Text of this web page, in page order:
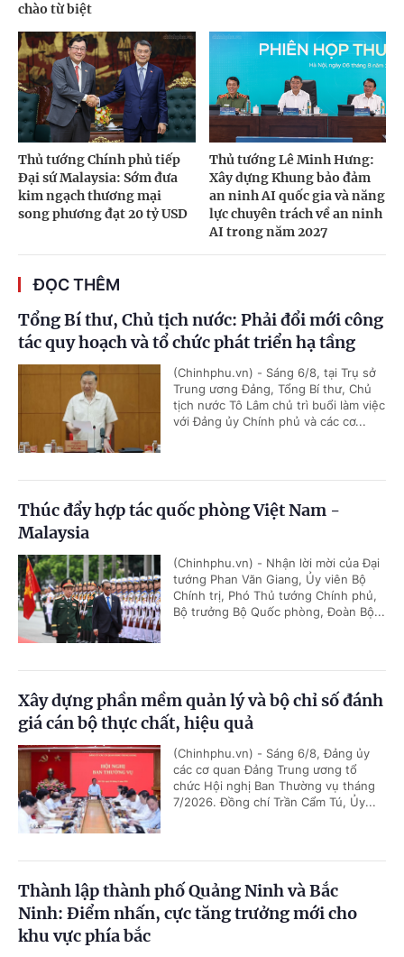
chào từ biệt
Thủ tướng Chính phủ tiếp
Đại sứ Malaysia: Sớm đưa
kim ngạch thương mại
song phương đạt 20 tỷ USD
Thủ tướng Lê Minh Hưng:
Xây dựng Khung bảo đảm
an ninh AI quốc gia và năng
lực chuyên trách về an ninh
AI trong năm 2027
ĐỌC THÊM
Tổng Bí thư, Chủ tịch nước: Phải đổi mới công
tác quy hoạch và tổ chức phát triển hạ tầng
(Chinhphu.vn) - Sáng 6/8, tại Trụ sở
Trung ương Đảng, Tổng Bí thư, Chủ
tịch nước Tô Lâm chủ trì buổi làm việc
với Đảng ủy Chính phủ và các cơ...
Thúc đẩy hợp tác quốc phòng Việt Nam -
Malaysia
(Chinhphu.vn) - Nhận lời mời của Đại
tướng Phan Văn Giang, Ủy viên Bộ
Chính trị, Phó Thủ tướng Chính phủ,
Bộ trưởng Bộ Quốc phòng, Đoàn Bộ...
Xây dựng phần mềm quản lý và bộ chỉ số đánh
giá cán bộ thực chất, hiệu quả
(Chinhphu.vn) - Sáng 6/8, Đảng ủy
các cơ quan Đảng Trung ương tổ
chức Hội nghị Ban Thường vụ tháng
7/2026. Đồng chí Trần Cẩm Tú, Ủy...
Thành lập thành phố Quảng Ninh và Bắc
Ninh: Điểm nhấn, cực tăng trưởng mới cho
khu vực phía bắc